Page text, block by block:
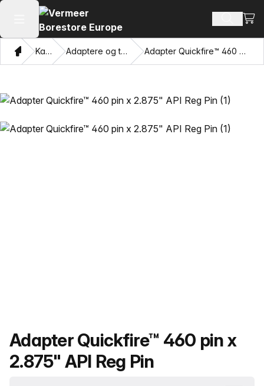
Åbn hovedmenuen SøgSe
HjemKatalog Adaptere og trækkende øjne Adapter Quickfire™ 460 pin x 2.875" API Reg Pin
Produktnavn
Adapter Quickfire™ 460 pin x
2.875" API Reg Pin